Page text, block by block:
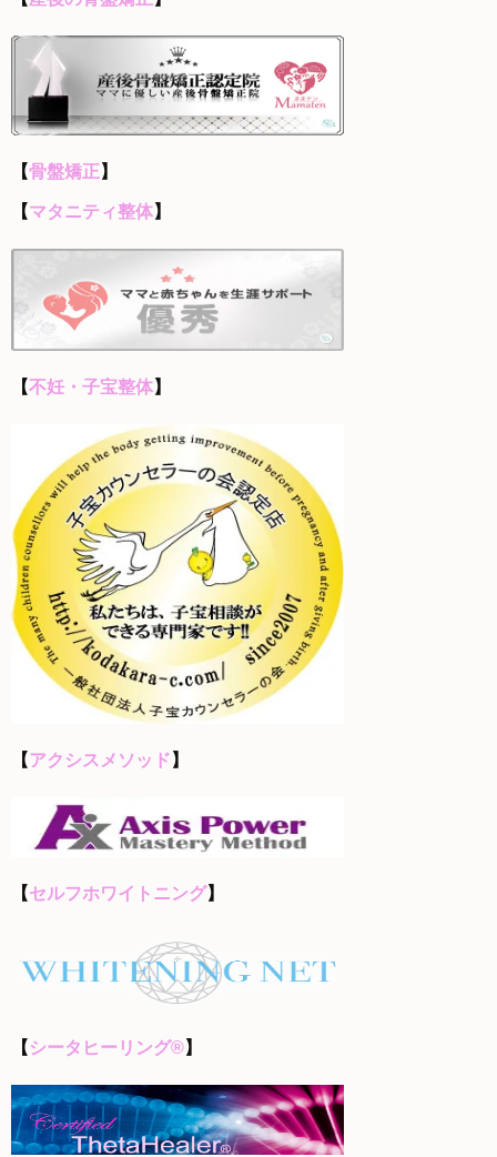
【骨盤矯正】
【マタニティ整体】
【不妊・子宝整体】
【アクシスメソッド 】
【セルフホワイトニング】
【 シータヒーリング®】